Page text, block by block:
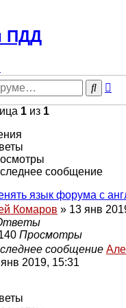
ПДД
Поиск
1 из 1
сообщение
язык форума с
Комаров » 13 янв
Просмотры
сообщение
2019, 15:31